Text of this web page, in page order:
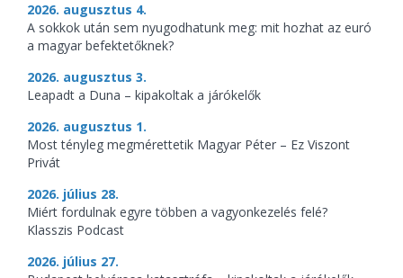
2026. augusztus 4.
A sokkok után sem nyugodhatunk meg: mit hozhat az euró
a magyar befektetőknek?
2026. augusztus 3.
Leapadt a Duna – kipakoltak a járókelők
2026. augusztus 1.
Most tényleg megmérettetik Magyar Péter – Ez Viszont
Privát
2026. július 28.
Miért fordulnak egyre többen a vagyonkezelés felé?
Klasszis Podcast
2026. július 27.